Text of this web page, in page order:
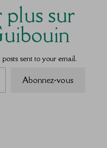
plus sur
sent to your email.
Abonnez-vous